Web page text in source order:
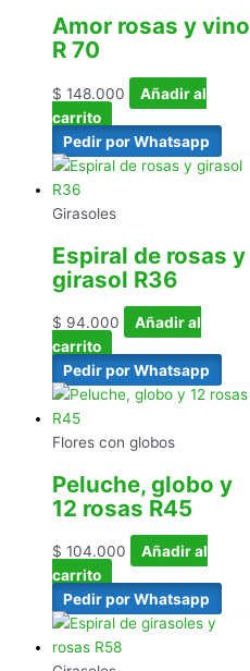
Amor rosas y vino
R 70
$ 148.000
Añadir al
carrito
Pedir por Whatsapp
Girasoles
Espiral de rosas y
girasol R36
$ 94.000
Añadir al
carrito
Pedir por Whatsapp
Flores con globos
Peluche, globo y
12 rosas R45
$ 104.000
Añadir al
carrito
Pedir por Whatsapp